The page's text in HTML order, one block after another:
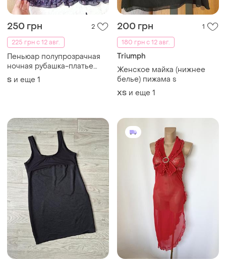
ночная рубашка-платье
майка
Женское майка (нижнее
и еще
150 грн 1
Marks & Spencer
Корегуюча сукня marks
spencer
Le jardin красный пеньюар
сетка сеточка рюши
шнуровка винтаж ретро
1